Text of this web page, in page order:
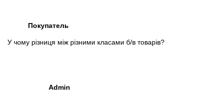
Покупатель
У чому різниця між різними класами б/в товарів?
Admin